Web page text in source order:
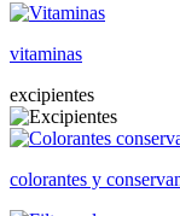
vitaminas
excipientes
colorantes y